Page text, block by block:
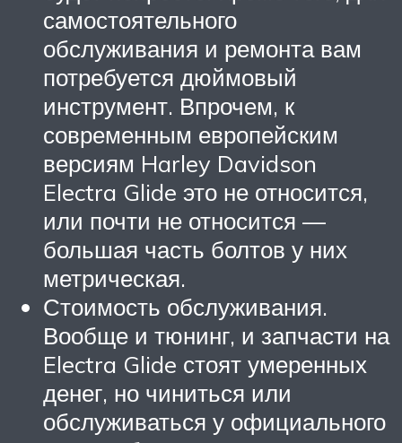
самостоятельного
обслуживания и ремонта вам
потребуется дюймовый
инструмент. Впрочем, к
современным европейским
версиям Harley Davidson
Electra Glide это не относится,
или почти не относится —
большая часть болтов у них
метрическая.
Стоимость обслуживания.
Вообще и тюнинг, и запчасти на
Electra Glide стоят умеренных
денег, но чиниться или
обслуживаться у официального